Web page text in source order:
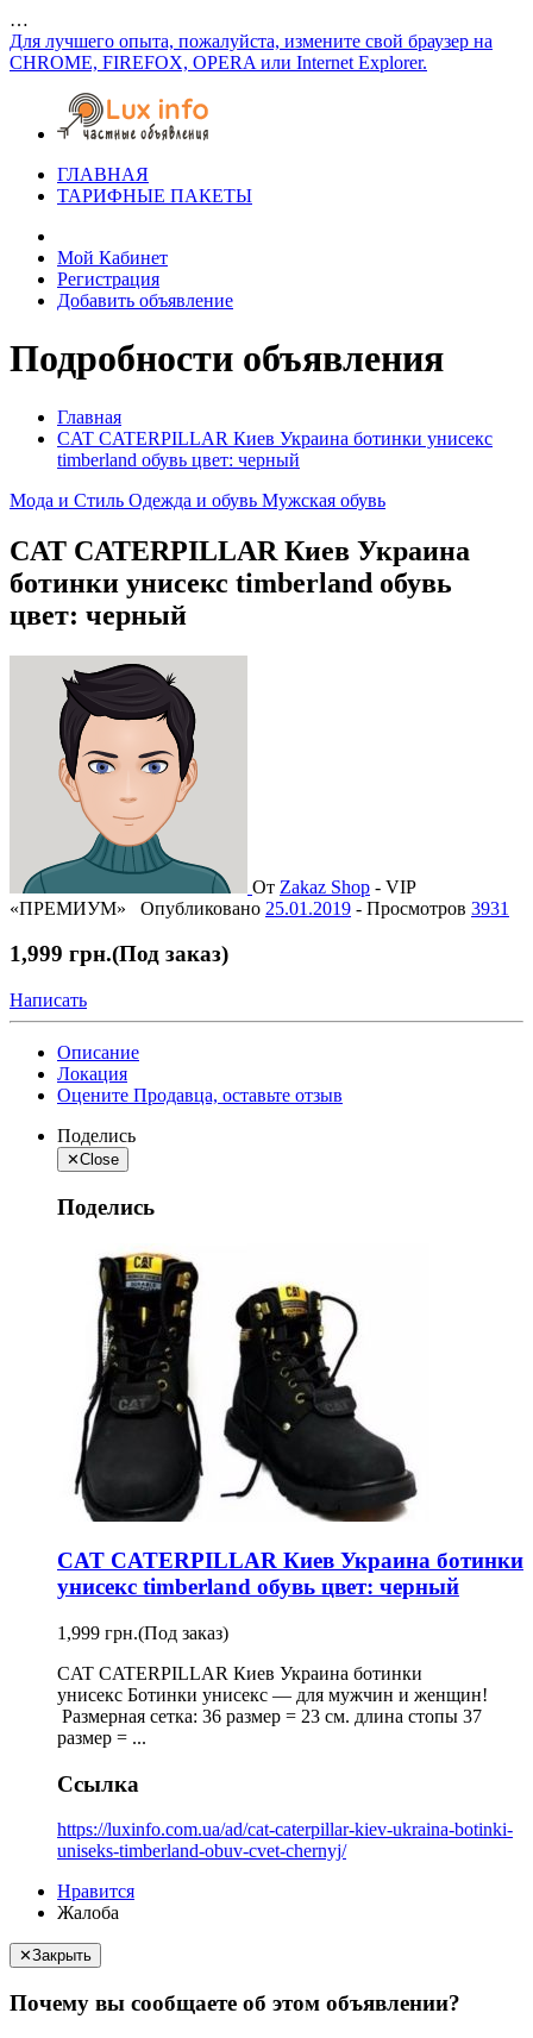
…
Для лучшего опыта, пожалуйста, измените свой браузер на
CHROME, FIREFOX, OPERA или Internet Explorer.
ГЛАВНАЯ
ТАРИФНЫЕ ПАКЕТЫ
Мой Кабинет
Регистрация
Добавить объявление
Подробности объявления
Главная
CAT CATERPILLAR Киев Украина ботинки унисекс
timberland обувь цвет: черный
Мода и Стиль Одежда и обувь Мужская обувь
CAT CATERPILLAR Киев Украина
ботинки унисекс timberland обувь
цвет: черный
От Zakaz Shop - VIP
«ПРЕМИУМ»
Опубликовано 25.01.2019 - Просмотров 3931
1,999 грн.(Под заказ)
Написать
Описание
Локация
Оцените Продавца, оставьте отзыв
Поделись
✕Close
Поделись
CAT CATERPILLAR Киев Украина ботинки
унисекс timberland обувь цвет: черный
1,999 грн.(Под заказ)
CAT CATERPILLAR Киев Украина ботинки
унисекс Ботинки унисекс — для мужчин и женщин!
Размерная сетка: 36 размер = 23 см. длина стопы 37
размер = ...
Ссылка
https://luxinfo.com.ua/ad/cat-caterpillar-kiev-ukraina-botinki-
uniseks-timberland-obuv-cvet-chernyj/
Нравится
Жалоба
✕Закрыть
Почему вы сообщаете об этом объявлении?